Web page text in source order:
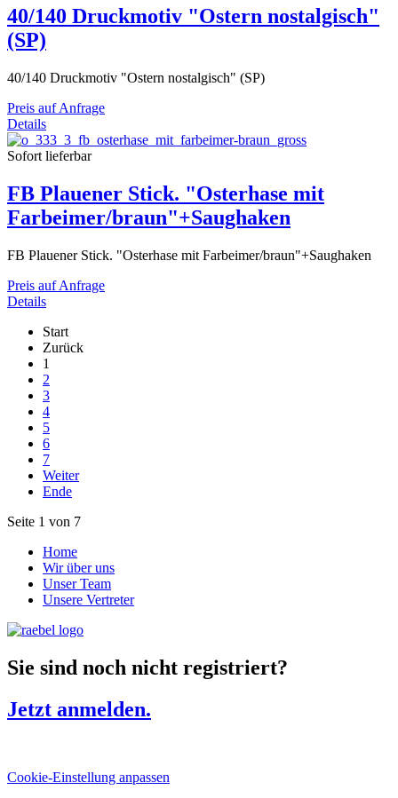
40/140 Druckmotiv "Ostern nostalgisch"
(SP)
40/140 Druckmotiv "Ostern nostalgisch" (SP)
Preis auf Anfrage
Details
Sofort lieferbar
FB Plauener Stick. "Osterhase mit
Farbeimer/braun"+Saughaken
FB Plauener Stick. "Osterhase mit Farbeimer/braun"+Saughaken
Preis auf Anfrage
Details
Start
Zurück
1
2
3
4
5
6
7
Weiter
Ende
Seite 1 von 7
Home
Wir über uns
Unser Team
Unsere Vertreter
Sie sind noch nicht registriert?
Jetzt anmelden.
Cookie-Einstellung anpassen